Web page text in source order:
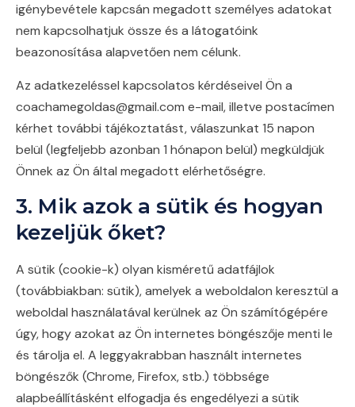
igénybevétele kapcsán megadott személyes adatokat
nem kapcsolhatjuk össze és a látogatóink
beazonosítása alapvetően nem célunk.
Az adatkezeléssel kapcsolatos kérdéseivel Ön a
coachamegoldas@gmail.com e-mail, illetve postacímen
kérhet további tájékoztatást, válaszunkat 15 napon
belül (legfeljebb azonban 1 hónapon belül) megküldjük
Önnek az Ön által megadott elérhetőségre.
3. Mik azok a sütik és hogyan
kezeljük őket?
A sütik (cookie-k) olyan kisméretű adatfájlok
(továbbiakban: sütik), amelyek a weboldalon keresztül a
weboldal használatával kerülnek az Ön számítógépére
úgy, hogy azokat az Ön internetes böngészője menti le
és tárolja el. A leggyakrabban használt internetes
böngészők (Chrome, Firefox, stb.) többsége
alapbeállításként elfogadja és engedélyezi a sütik